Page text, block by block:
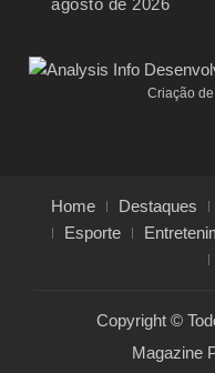
Criação
Home Destaques
Esporte
Copyright ©
Magazine